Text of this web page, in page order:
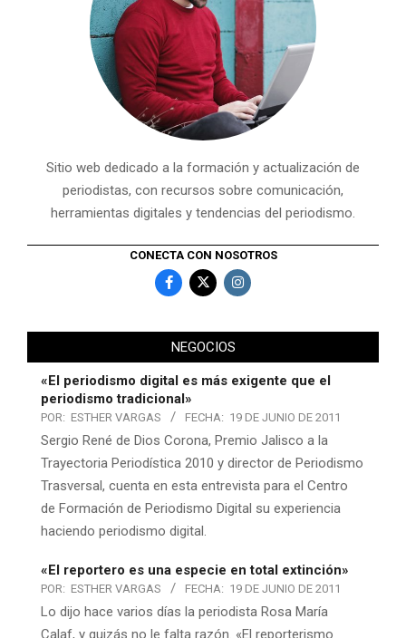
Sitio web dedicado a la formación y actualización de
periodistas, con recursos sobre comunicación,
herramientas digitales y tendencias del periodismo.
CONECTA CON NOSOTROS
NEGOCIOS
«El periodismo digital es más exigente que el
periodismo tradicional»
POR: ESTHER VARGAS FECHA: 19 DE JUNIO DE 2011
Sergio René de Dios Corona, Premio Jalisco a la
Trayectoria Periodística 2010 y director de Periodismo
Trasversal, cuenta en esta entrevista para el Centro
de Formación de Periodismo Digital su experiencia
haciendo periodismo digital.
«El reportero es una especie en total extinción»
POR: ESTHER VARGAS FECHA: 19 DE JUNIO DE 2011
Lo dijo hace varios días la periodista Rosa María
Calaf, y quizás no le falta razón. «El reporterismo